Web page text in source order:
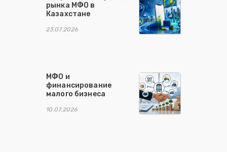
рынка МФО в
Казахстане
23.07.2026
МФО и
финансирование
малого бизнеса
10.07.2026